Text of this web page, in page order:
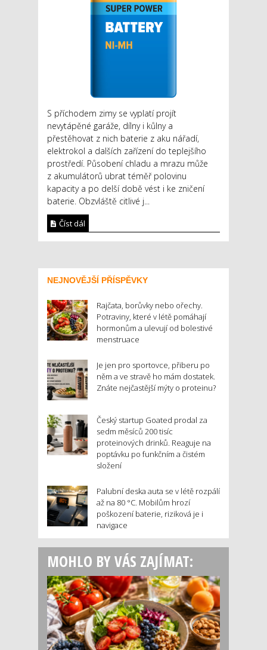
S příchodem zimy se vyplatí projít
nevytápěné garáže, dílny i kůlny a
přestěhovat z nich baterie z aku nářadí,
elektrokol a dalších zařízení do teplejšího
prostředí. Působení chladu a mrazu může
z akumulátorů ubrat téměř polovinu
kapacity a po delší době vést i ke zničení
baterie. Obzvláště citlivé j...
Číst dál
NEJNOVĚJŠÍ PŘÍSPĚVKY
Rajčata, borůvky nebo ořechy.
Potraviny, které v létě pomáhají
hormonům a ulevují od bolestivé
menstruace
Je jen pro sportovce, přiberu po
něm a ve stravě ho mám dostatek.
Znáte nejčastější mýty o proteinu?
Český startup Goated prodal za
sedm měsíců 200 tisíc
proteinových drinků. Reaguje na
poptávku po funkčním a čistém
složení
Palubní deska auta se v létě rozpálí
až na 80 °C. Mobilům hrozí
poškození baterie, riziková je i
navigace
MOHLO BY VÁS ZAJÍMAT: